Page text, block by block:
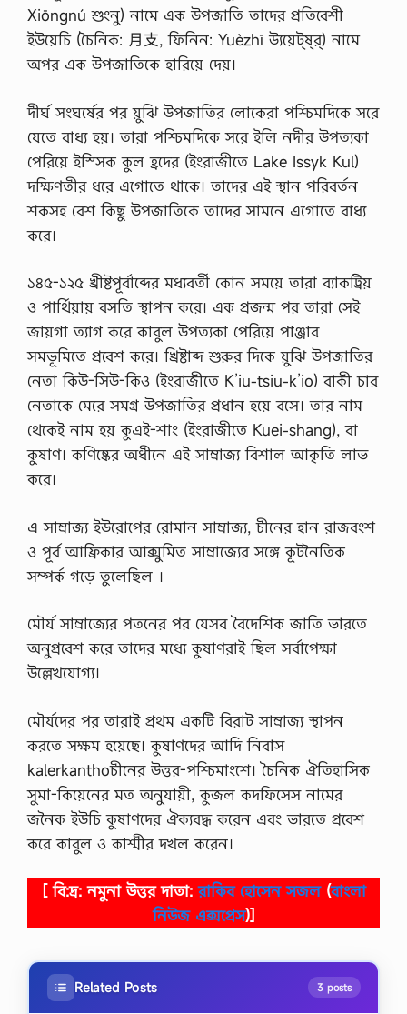
Xiōngnú শুংনু) নামে এক উপজাতি তাদের প্রতিবেশী
ইউয়েচি (চৈনিক: 月支, ফিনিন: Yuèzhī উ্যয়েট্‌ষ্‌র্‌) নামে
অপর এক উপজাতিকে হারিয়ে দেয়।
দীর্ঘ সংঘর্ষের পর য়ুঝি উপজাতির লোকেরা পশ্চিমদিকে সরে
যেতে বাধ্য হয়। তারা পশ্চিমদিকে সরে ইলি নদীর উপত্যকা
পেরিয়ে ইস্সিক কুল হ্রদের (ইংরাজীতে Lake Issyk Kul)
দক্ষিণতীর ধরে এগোতে থাকে। তাদের এই স্থান পরিবর্তন
শকসহ বেশ কিছু উপজাতিকে তাদের সামনে এগোতে বাধ্য
করে।
১৪৫-১২৫ খ্রীষ্টপূর্বাব্দের মধ্যবর্তী কোন সময়ে তারা ব্যাকট্রিয়
ও পার্থিয়ায় বসতি স্থাপন করে। এক প্রজন্ম পর তারা সেই
জায়গা ত্যাগ করে কাবুল উপত্যকা পেরিয়ে পাঞ্জাব
সমভূমিতে প্রবেশ করে। খ্রিষ্টাব্দ শুরুর দিকে য়ুঝি উপজাতির
নেতা কিউ-সিউ-কিও (ইংরাজীতে K’iu-tsiu-k’io) বাকী চার
নেতাকে মেরে সমগ্র উপজাতির প্রধান হয়ে বসে। তার নাম
থেকেই নাম হয় কুএই-শাং (ইংরাজীতে Kuei-shang), বা
কুষাণ। কণিষ্কের অধীনে এই সাম্রাজ্য বিশাল আকৃতি লাভ
করে।
এ সাম্রাজ্য ইউরোপের রোমান সাম্রাজ্য, চীনের হান রাজবংশ
ও পূর্ব আফ্রিকার আক্সুমিত সাম্রাজ্যের সঙ্গে কূটনৈতিক
সম্পর্ক গড়ে তুলেছিল ।
মৌর্য সাম্রাজ্যের পতনের পর যেসব বৈদেশিক জাতি ভারতে
অনুপ্রবেশ করে তাদের মধ্যে কুষাণরাই ছিল সর্বাপেক্ষা
উল্লেখযোগ্য।
মৌর্যদের পর তারাই প্রথম একটি বিরাট সাম্রাজ্য স্থাপন
করতে সক্ষম হয়েছে। কুষাণদের আদি নিবাস
kalerkanthoচীনের উত্তর-পশ্চিমাংশে। চৈনিক ঐতিহাসিক
সুমা-কিয়েনের মত অনুযায়ী, কুজল কদফিসেস নামের
জনৈক ইউচি কুষাণদের ঐক্যবদ্ধ করেন এবং ভারতে প্রবেশ
করে কাবুল ও কাশ্মীর দখল করেন।
[ বি:দ্র: নমুনা উত্তর দাতা:রাকিব হোসেন সজল(বাংলা
নিউজ এক্সপ্রেস)]
Related Posts 3 posts